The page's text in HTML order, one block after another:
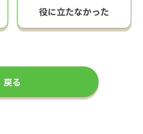
役に立たなかった
戻る